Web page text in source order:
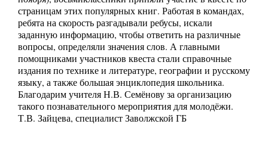
страницам этих популярных книг. Работая в командах,
ребята на скорость разгадывали ребусы, искали
заданную информацию, чтобы ответить на различные
вопросы, определяли значения слов. А главными
помощниками участников квеста стали справочные
издания по технике и литературе, географии и русскому
языку, а также большая энциклопедия школьника.
Благодарим учителя Н.В. Семёнову за организацию
такого познавательного мероприятия для молодёжи.
Т.В. Зайцева, специалист Заволжской ГБ